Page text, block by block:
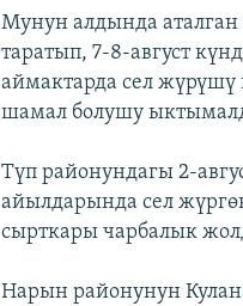
Мунун алдында
таратып, 7-8-август
аймактарда сел
шамал болушу
Түп районундагы 2-
айылдарында сел
сырткары чарбалык
Нарын районунун